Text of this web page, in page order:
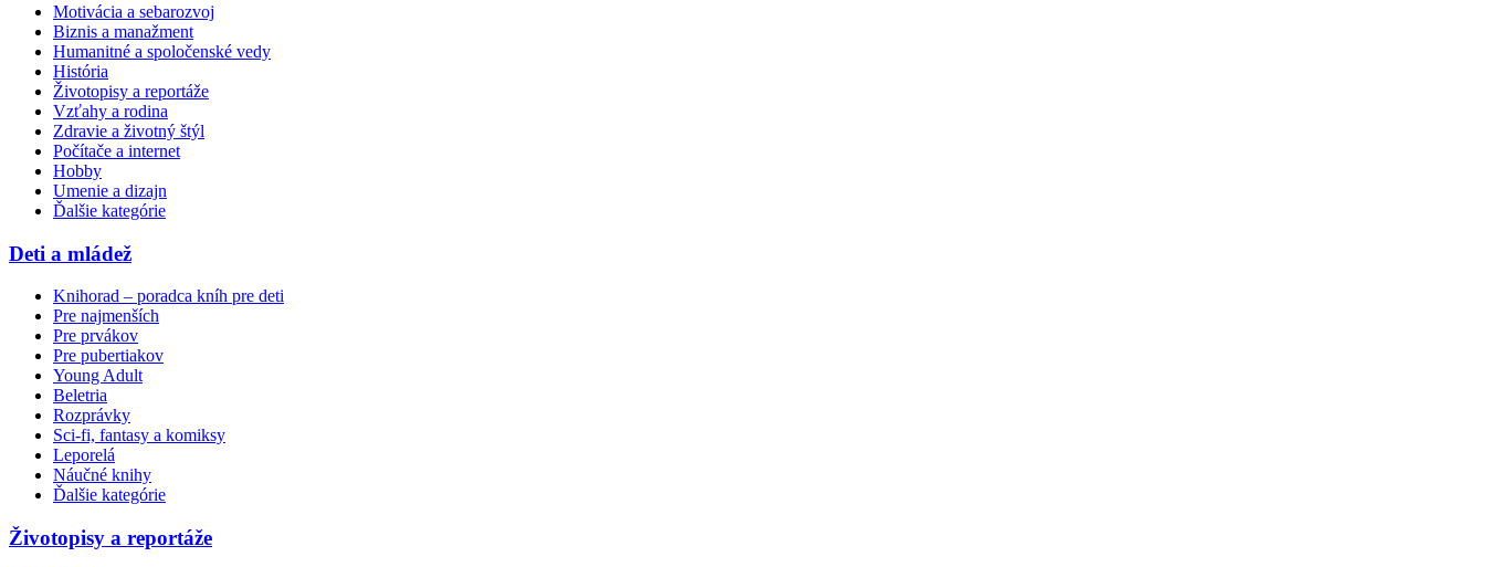
Motivácia a sebarozvoj
Biznis a manažment
Humanitné a spoločenské vedy
História
Životopisy a reportáže
Vzťahy a rodina
Zdravie a životný štýl
Počítače a internet
Hobby
Umenie a dizajn
Ďalšie kategórie
Deti a mládež
Knihorad – poradca kníh pre deti
Pre najmenších
Pre prvákov
Pre pubertiakov
Young Adult
Beletria
Rozprávky
Sci-fi, fantasy a komiksy
Leporelá
Náučné knihy
Ďalšie kategórie
Životopisy a reportáže